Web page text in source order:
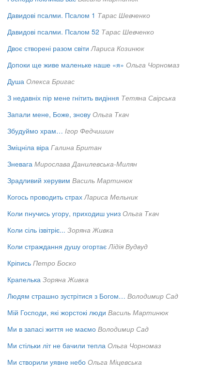
Давидові псалми. Псалом 1 Тарас Шевченко
Давидові псалми. Псалом 52 Тарас Шевченко
Двоє створені разом світи Лариса Козинюк
Допоки ще живе маленьке наше «я» Ольга Чорномаз
Душа Олекса Бригас
З недавніх пір мене гнітить видіння Тетяна Свірська
Запали мене, Боже, знову Ольга Ткач
Збудуймо храм… Ігор Федчишин
Зміцніла віра Галина Британ
Зневага Мирослава Данилевська-Милян
Зрадливий херувим Василь Мартинюк
Когось проводить страх Лариса Мельник
Коли пнучись угору, приходиш униз Ольга Ткач
Коли сіль ізвітріє... Зоряна Живка
Коли страждання душу огортає Лідія Вудвуд
Кріпись Петро Боско
Крапелька Зоряна Живка
Людям страшно зустрітися з Богом… Володимир Сад
Мій Господи, які жорстокі люди Василь Мартинюк
Ми в запасі життя не маємо Володимир Сад
Ми стільки літ не бачили тепла Ольга Чорномаз
Ми створили уявне небо Ольга Міцевська